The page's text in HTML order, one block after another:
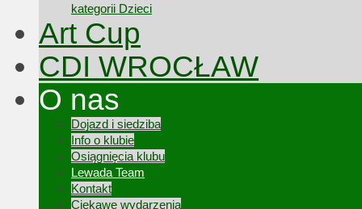
kategorii Dzieci
Art Cup
CDI WROCŁAW
O nas
Dojazd i siedziba
Info o klubie
Osiągnięcia klubu
Lewada Team
Kontakt
Ciekawe wydarzenia